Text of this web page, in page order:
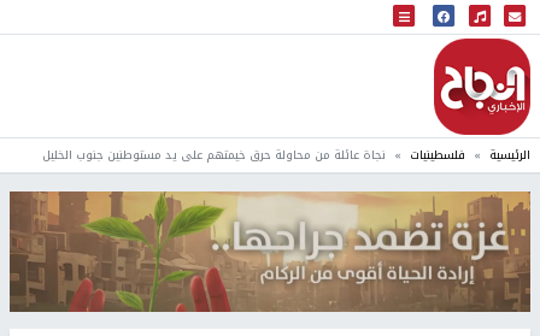
البث المباشر
إذاعة النجاح
الرئيسية فلسطينيات نجاة عائلة من محاولة حرق خيمتهم على يد مستوطنين جنوب الخليل